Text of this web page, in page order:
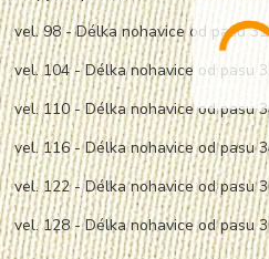
vel. 98 - Délka nohavice od pasu
vel. 104 - Délka nohavice od pasu
vel. 110 - Délka nohavice od pasu
vel. 116 - Délka nohavice od pasu
vel. 122 - Délka nohavice od pasu
vel. 128 - Délka nohavice od pasu